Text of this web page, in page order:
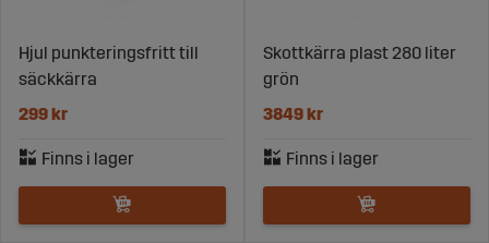
Hjul punkteringsfritt till
säckkärra
299 kr
Skottkärra plast 280 liter
grön
3849 kr